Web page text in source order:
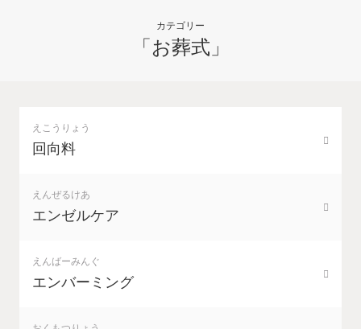
カテゴリー
「お葬式」
えこうりょう
回向料
えんぜるけあ
エンゼルケア
えんばーみんぐ
エンバーミング